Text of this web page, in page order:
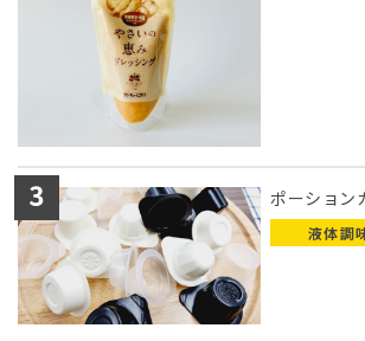
ポーション
液体調